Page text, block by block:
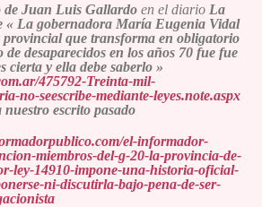
de Juan Luis Gallardo en el diario La
« La gobernadora María Eugenia Vidal
que transforma en obligatorio
desaparecidos en los años 70 fue fue
cierta y ella debe saberlo »
475792-Treinta-mil-
no-seescribe-mediante-leyes.note.aspx
escrito pasado
el-informador-
miembros-del-g-20-la-provincia-de-
ley-14910-impone-una-historia-oficial-
ni-discutirla-bajo-pena-de-ser-